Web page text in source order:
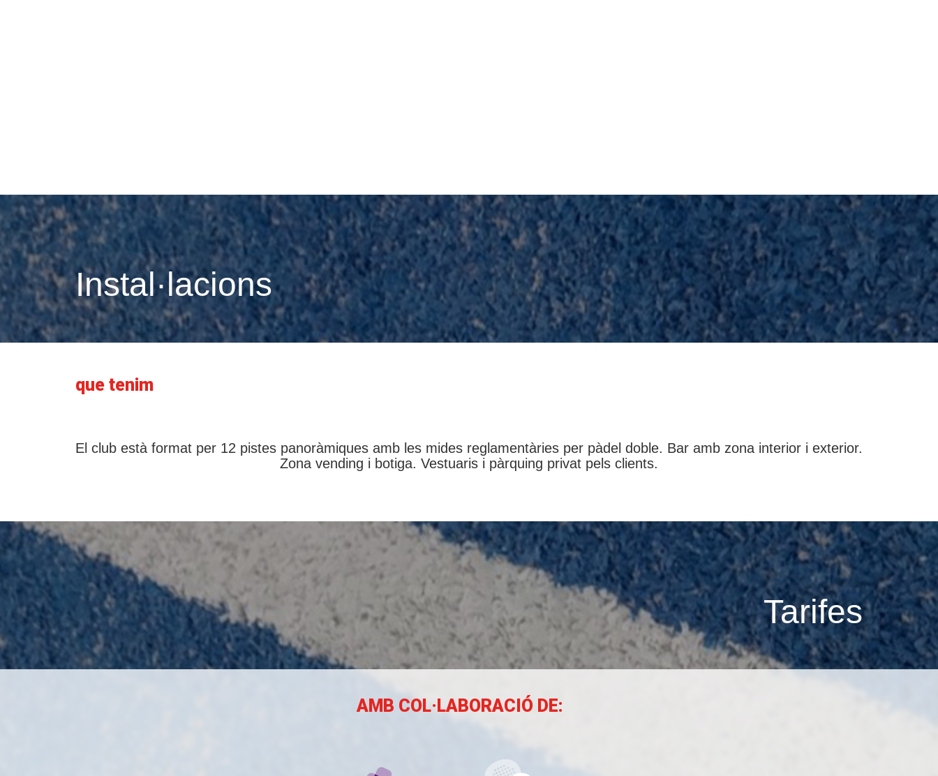
Instal·lacions
que tenim
El club està format per 12 pistes panoràmiques amb les mides reglamentàries per pàdel doble. Bar amb zona interior i exterior.
Zona vending i botiga. Vestuaris i pàrquing privat pels clients.
Tarifes
AMB COL·LABORACIÓ DE: